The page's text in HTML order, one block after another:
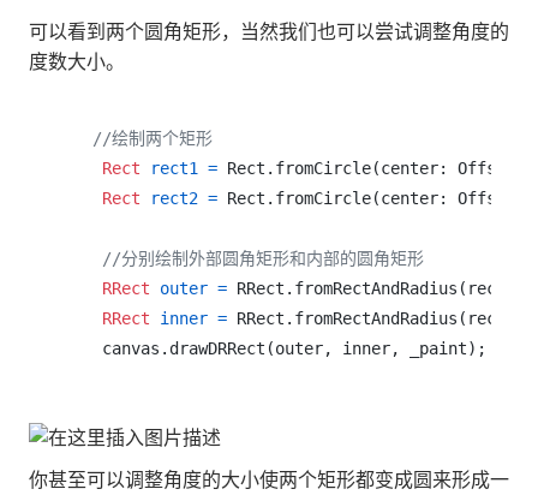
可以看到两个圆角矩形，当然我们也可以尝试调整角度的
度数大小。
//绘制两个矩形
Rect
rect1 = Rect.fromCircle(center: Offset(
Rect
rect2 = Rect.fromCircle(center: Offset(
//分别绘制外部圆角矩形和内部的圆角矩形
RRect
outer =
RRect
inner =
你甚至可以调整角度的大小使两个矩形都变成圆来形成一